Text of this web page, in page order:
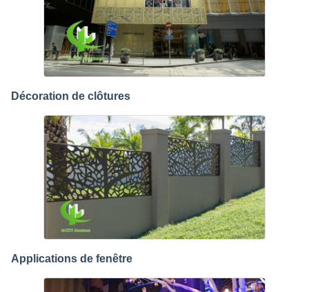
Décoration de clôtures
Applications de fenêtre